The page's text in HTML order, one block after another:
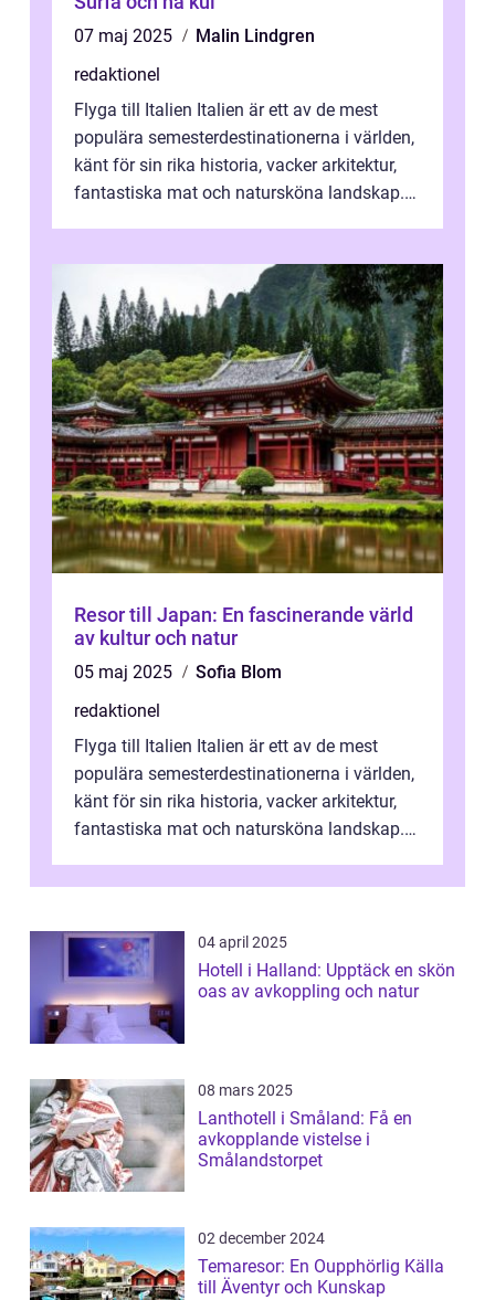
07 maj 2025
Malin Lindgren
redaktionel
Flyga till Italien Italien är ett av de mest
populära semesterdestinationerna i världen,
känt för sin rika historia, vacker arkitektur,
fantastiska mat och natursköna landskap.
Resor till Japan: En fascinerande värld
av kultur och natur
05 maj 2025
Sofia Blom
redaktionel
Flyga till Italien Italien är ett av de mest
populära semesterdestinationerna i världen,
känt för sin rika historia, vacker arkitektur,
fantastiska mat och natursköna landskap.
04 april 2025
Hotell i Halland: Upptäck en skön
oas av avkoppling och natur
08 mars 2025
Lanthotell i Småland: Få en
avkopplande vistelse i
Smålandstorpet
02 december 2024
Temaresor: En Oupphörlig Källa
till Äventyr och Kunskap